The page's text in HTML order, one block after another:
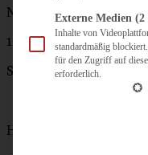
Nougatsterne:
100 g Nuss-Nougat
Schokoladenglasur
Husarenkrapfen:
Externe Medien (2
Inhalte von
standardmäßig
für den Zugriff auf
erforderlich.